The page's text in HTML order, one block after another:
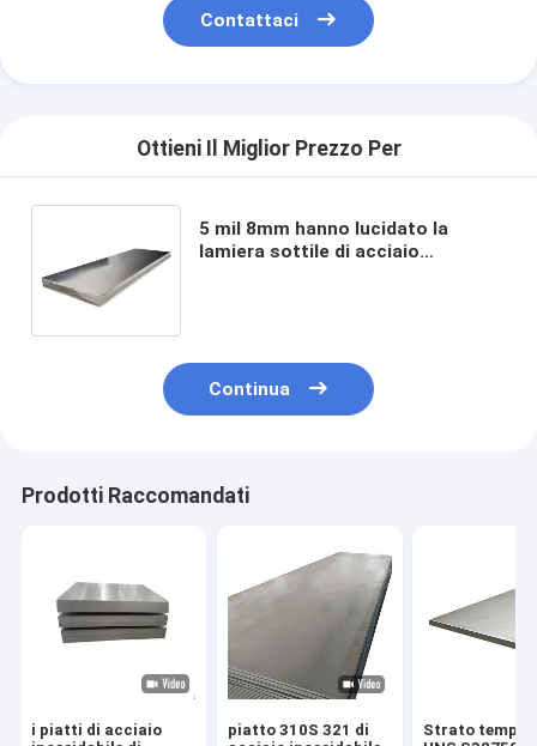
Contattaci
Ottieni Il Miglior Prezzo Per
5 mil 8mm hanno lucidato la
lamiera sottile di acciaio
Continua
Prodotti Raccomandati
i piatti di acciaio
piatto 310S 321 di
Strato